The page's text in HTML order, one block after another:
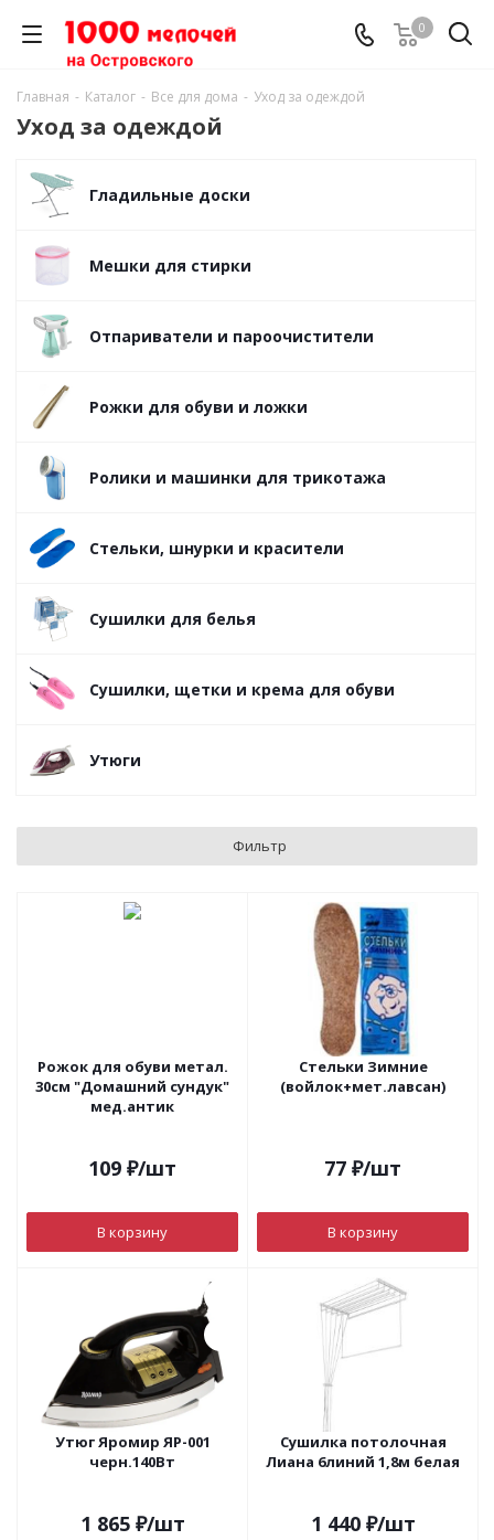
0
Главная - Каталог - Все для дома - Уход за одеждой
Уход за одеждой
Гладильные доски
Мешки для стирки
Отпариватели и пароочистители
Рожки для обуви и ложки
Ролики и машинки для трикотажа
Стельки, шнурки и красители
Сушилки для белья
Сушилки, щетки и крема для обуви
Утюги
Фильтр
Рожок для обуви метал.
30см "Домашний сундук"
мед.антик
109 ₽/шт
В корзину
Стельки Зимние
(войлок+мет.лавсан)
77 ₽/шт
В корзину
Утюг Яромир ЯР-001
черн.140Вт
1 865₽/шт
Сушилка потолочная
Лиана 6линий 1,8м белая
1 440₽/шт